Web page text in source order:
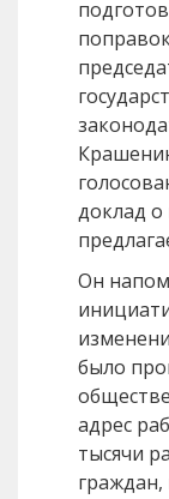
доклад о
Он
было
адрес
тысячи
граждан,